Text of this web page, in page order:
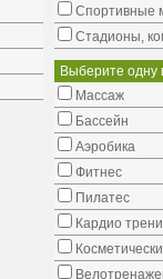
Cпортивные
Стадионы,
Выберите одну
Массаж
Бассейн
Аэробика
Фитнес
Пилатес
Кардио